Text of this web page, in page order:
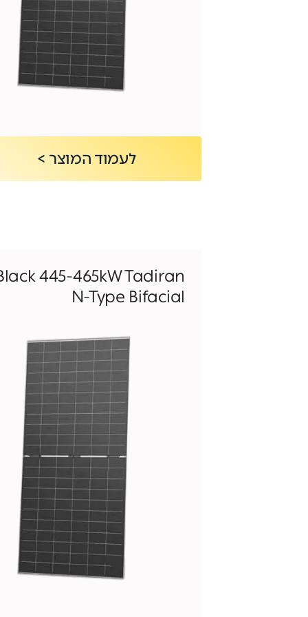
לעמוד המוצר >
445-465kW Tadiran
N-Type Bifacial